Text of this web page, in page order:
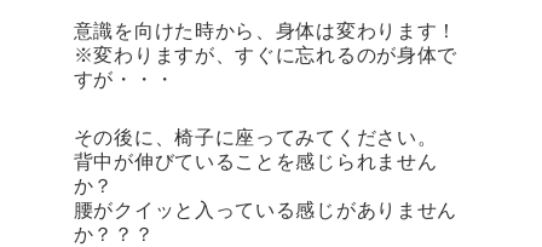
意識を向けた時から、身体は変わります！
※変わりますが、すぐに忘れるのが身体で
すが・・・
その後に、椅子に座ってみてください。
背中が伸びていることを感じられません
か？
腰がクイッと入っている感じがありません
か？？？